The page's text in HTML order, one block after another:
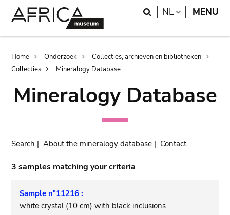
Search
NL LANGUAGE
MENU
Breadcrumb
Home Onderzoek
Collecties, archieven en bibliotheken
Collecties
Mineralogy Database
Mineralogy Database
Search |About the mineralogy database | Contact
3 samples matching your criteria
Sample n°11216 :
white crystal (10 cm) with black inclusions